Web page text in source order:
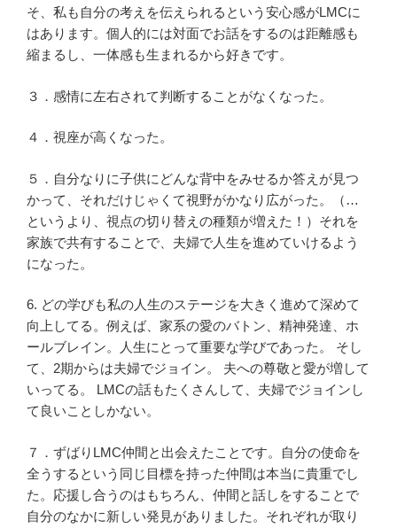
そ、私も自分の考えを伝えられるという安心感がLMCに
はあります。個人的には対面でお話をするのは距離感も
縮まるし、一体感も生まれるから好きです。
３．感情に左右されて判断することがなくなった。
４．視座が高くなった。
５．自分なりに子供にどんな背中をみせるか答えが見つ
かって、それだけじゃくて視野がかなり広がった。（…
というより、視点の切り替えの種類が増えた！）それを
家族で共有することで、夫婦で人生を進めていけるよう
になった。
6. どの学びも私の人生のステージを大きく進めて深めて
向上してる。例えば、家系の愛のバトン、精神発達、ホ
ールブレイン。人生にとって重要な学びであった。 そし
て、2期からは夫婦でジョイン。 夫への尊敬と愛が増して
いってる。 LMCの話もたくさんして、夫婦でジョインし
て良いことしかない。
７．ずばりLMC仲間と出会えたことです。自分の使命を
全うするという同じ目標を持った仲間は本当に貴重でし
た。応援し合うのはもちろん、仲間と話しをすることで
自分のなかに新しい発見がありました。それぞれが取り